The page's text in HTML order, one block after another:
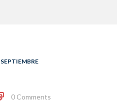
SEPTIEMBRE
0 Comments